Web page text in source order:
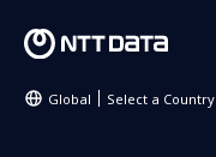
Global Select a Country